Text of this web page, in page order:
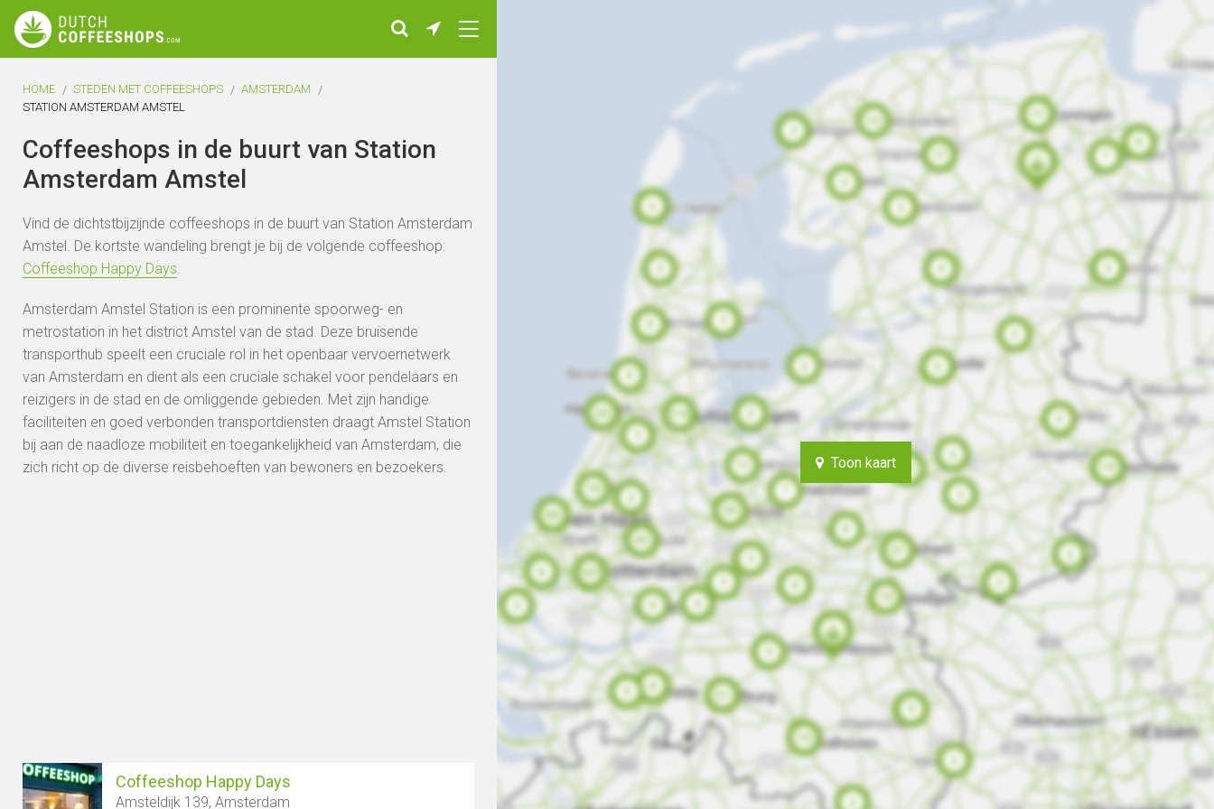
Toon kaart
HOME STEDEN MET COFFEESHOPS
AMSTERDAM
STATION AMSTERDAM AMSTEL
Coffeeshops in de buurt van Station
Amsterdam Amstel
Vind de dichtstbijzijnde coffeeshops in de buurt van Station Amsterdam
Amstel. De kortste wandeling brengt je bij de volgende coffeeshop:
Coffeeshop Happy Days.
Amsterdam Amstel Station is een prominente spoorweg- en
metrostation in het district Amstel van de stad. Deze bruisende
transporthub speelt een cruciale rol in het openbaar vervoernetwerk
van Amsterdam en dient als een cruciale schakel voor pendelaars en
reizigers in de stad en de omliggende gebieden. Met zijn handige
faciliteiten en goed verbonden transportdiensten draagt ​​Amstel Station
bij aan de naadloze mobiliteit en toegankelijkheid van Amsterdam, die
zich richt op de diverse reisbehoeften van bewoners en bezoekers.
Coffeeshop Happy Days
Amsteldijk 139, Amsterdam